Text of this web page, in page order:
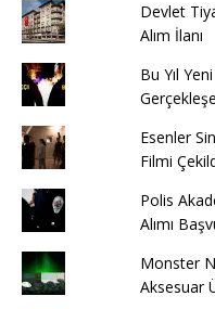
Devlet
Alım İlanı
Bu Yıl
Esenler
Filmi
Polis
Alımı
Monster
Aksesuar